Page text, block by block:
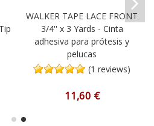
WALKER TAPE LACE FRONT
3/4'' x 3 Yards - Cinta
adhesiva para prótesis y
pelucas
(1 reviews)
11,60 €